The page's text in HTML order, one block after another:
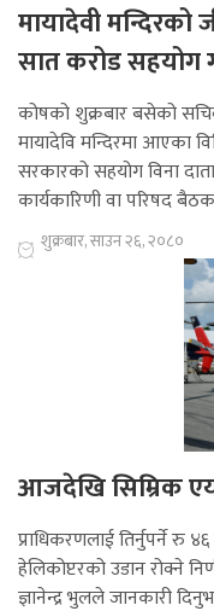
मायादेवी मन्दिरको
सात करोड सहयोग
कोषको शुक्रबार बसेको
मायादेवि मन्दिरमा आएका
सरकारको सहयोग विना
कार्यकारिणी वा परिषद
शुक्रबार, साउन २६, २०८०
आजदेखि सिम्रिक
प्राधिकरणलाई तिर्नुपर्ने
हेलिकोप्टरको उडान रोक्ने
ज्ञानेन्द्र भुलले जानकारी